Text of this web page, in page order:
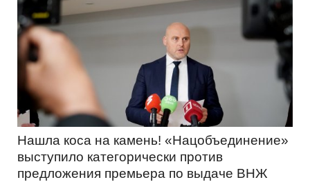
Нашла коса на камень! «Нацобъединение»
выступило категорически против
предложения премьера по выдаче ВНЖ